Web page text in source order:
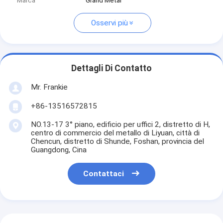
Osservi più
Dettagli Di Contatto
Mr. Frankie
+86-13516572815
NO.13-17 3° piano, edificio per uffici 2, distretto di H,
centro di commercio del metallo di Liyuan, città di
Chencun, distretto di Shunde, Foshan, provincia del
Guangdong, Cina
Contattaci